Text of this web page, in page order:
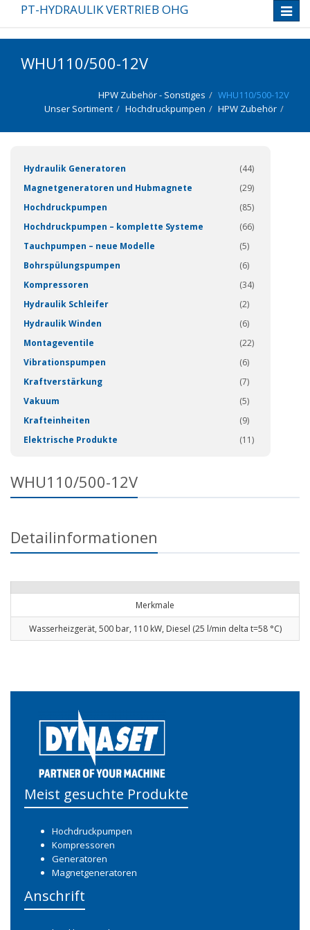
PT-HYDRAULIK VERTRIEB OHG
Toggle
WHU110/500-12V
WHU110/500-12V
HPW Zubehör - Sonstiges
HPW Zubehör
Hochdruckpumpen
Unser Sortiment
Hydraulik Generatoren
(44)
Magnetgeneratoren und Hubmagnete
(29)
Hochdruckpumpen
(85)
Hochdruckpumpen – komplette Systeme
(66)
Tauchpumpen – neue Modelle
(5)
Bohrspülungspumpen
(6)
Kompressoren
(34)
Hydraulik Schleifer
(2)
Hydraulik Winden
(6)
Montageventile
(22)
Vibrationspumpen
(6)
Kraftverstärkung
(7)
Vakuum
(5)
Krafteinheiten
(9)
Elektrische Produkte
(11)
WHU110/500-12V
Detailinformationen
Merkmale
Wasserheizgerät, 500 bar, 110 kW, Diesel (25 l/min delta t=58 °C)
Meist gesuchte Produkte
Hochdruckpumpen
Kompressoren
Generatoren
Magnetgeneratoren
Anschrift